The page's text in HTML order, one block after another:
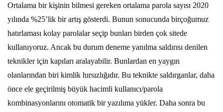
Ortalama bir kişinin bilmesi gereken ortalama parola sayısı 2020
yılında %25’lik bir artış gösterdi. Bunun sonucunda birçoğumuz
hatırlaması kolay parolalar seçip bunları birden çok sitede
kullanıyoruz. Ancak bu durum deneme yanılma saldırısı denilen
teknikler için kapıları aralayabilir. Bunlardan en yaygın
olanlarından biri kimlik hırsızlığıdır. Bu teknikte saldırganlar, daha
önce ele geçirilmiş büyük hacimli kullanıcı/parola
kombinasyonlarını otomatik bir yazılıma yükler. Daha sonra bu